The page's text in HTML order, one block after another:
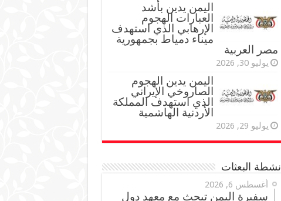
اليمن يدين بأشد
العبارات الهجوم
الإرهابي الذي استهدف
ميناء دمياط بجمهورية
مصر العربية
يوليو 30, 2026
اليمن يدين الهجوم
الصاروخي الإيراني
الذي استهدف المملكة
الأردنية الهاشمية
يوليو 29, 2026
أنشطة البعثات
أغسطس 6, 2026
سفيرة اليمن تبحث مع معهد دول